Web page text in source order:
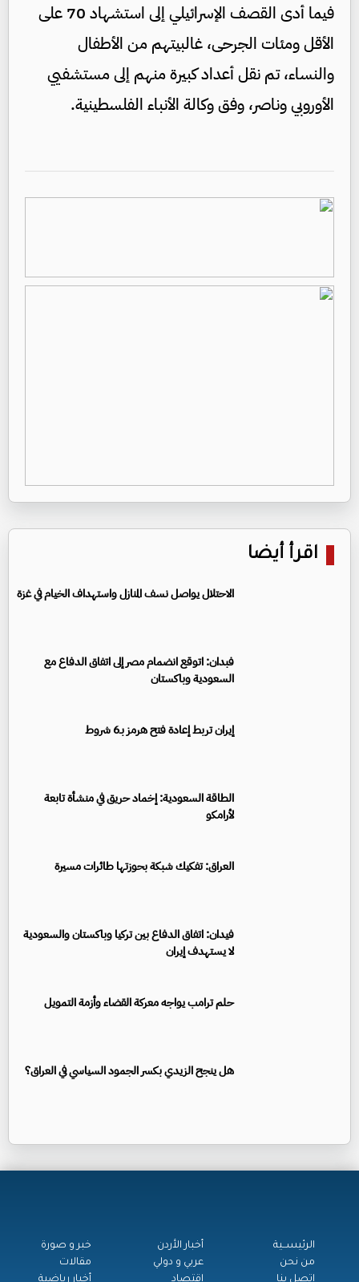
فيما أدى القصف الإسرائيلي إلى استشهاد 70 على
الأقل ومئات الجرحى، غالبيتهم من الأطفال
والنساء، تم نقل أعداد كبيرة منهم إلى مستشفيي
الأوروبي وناصر، وفق وكالة الأنباء الفلسطينية.
اقرأ أيضا
الاحتلال يواصل نسف المنازل واستهداف الخيام في غزة
فبدان: اتوقع انضمام مصر إلى اتفاق الدفاع مع
السعودية وباكستان
إيران تربط إعادة فتح هرمز بـ6 شروط
الطاقة السعودية: إخماد حريق في منشأة تابعة
لأرامكو
العراق: تفكيك شبكة بحوزتها طائرات مسيرة
فيدان: اتفاق الدفاع بين تركيا وباكستان والسعودية
لا يستهدف إيران
حلم ترامب يواجه معركة القضاء وأزمة التمويل
هل ينجح الزيدي بكسر الجمود السياسي في العراق؟
الرئيســية
من نحن
اتصل بنا
أخبار الأردن
عربي و دولي
اقتصاد
خبر و صورة
مقالات
أخبار رياضية